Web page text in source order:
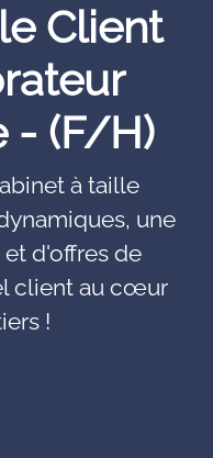
Client
- (F/H)
à taille
une
d'offres de
client au cœur
!